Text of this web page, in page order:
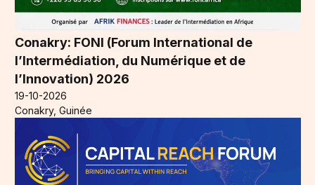
Conakry: FONI (Forum International de
l’Intermédiation, du Numérique et de
l’Innovation) 2026
19-10-2026
Conakry, Guinée